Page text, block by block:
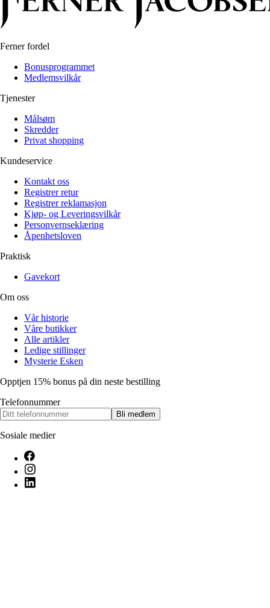
Ferner fordel
Bonusprogrammet
Medlemsvilkår
Tjenester
Målsøm
Skredder
Privat shopping
Kundeservice
Kontakt oss
Registrer retur
Registrer reklamasjon
Kjøp- og Leveringsvilkår
Personvernseklæring
Åpenhetsloven
Praktisk
Gavekort
Om oss
Vår historie
Våre butikker
Alle artikler
Ledige stillinger
Mysterie Esken
Opptjen 15% bonus på din neste bestilling
Telefonnummer
Bli medlem
Sosiale medier